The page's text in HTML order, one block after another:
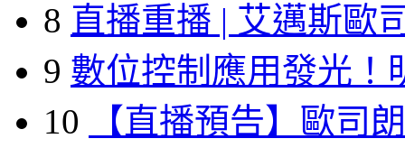
8 直播重播 | 艾邁斯歐
9 數位控制應用發光！
10
【直播預告】歐司